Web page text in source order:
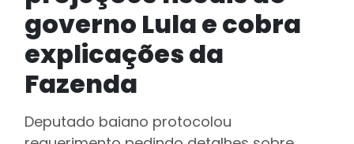
governo Lula e cobra
explicações da
Fazenda
Deputado baiano protocolou